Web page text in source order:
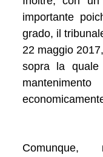
importante
grado, il
22 maggio
sopra la
Comunque,